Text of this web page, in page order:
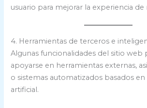
usuario para mejorar la experiencia de
4. Herramientas de terceros e
Algunas funcionalidades del sitio web
apoyarse en herramientas externas,
o sistemas automatizados basados
artificial.